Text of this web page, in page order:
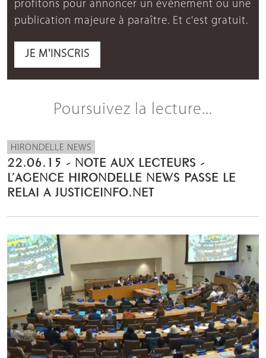
profitons pour annoncer un événement ou une
publication majeure à paraître. Et c'est gratuit.
JE M'INSCRIS
Poursuivez la lecture...
HIRONDELLE NEWS
22.06.15 - NOTE AUX LECTEURS -
L’AGENCE HIRONDELLE NEWS PASSE LE
RELAI A JUSTICEINFO.NET